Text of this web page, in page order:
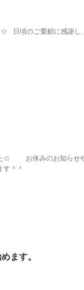
日頃のご愛顧に感謝し
☆ お休みのお知らせ
す＾＾
ます。